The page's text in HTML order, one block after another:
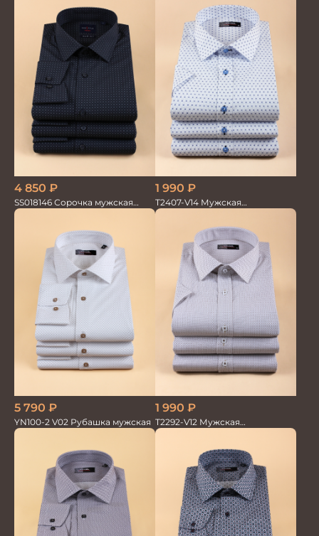
4 850 ₽
SS018146 Сорочка мужская
GROSTYLE TRENDY
1 990 ₽
T2407-V14 Мужская
текстильная рубашка /
5 790 ₽
YN100-2 V02 Рубашка мужская
1 990 ₽
T2292-V12 Мужская
текстильная рубашка /